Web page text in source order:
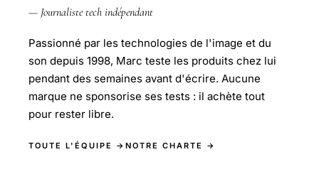
— Journaliste tech indépendant
Passionné par les technologies de l'image et du
son depuis 1998, Marc teste les produits chez lui
pendant des semaines avant d'écrire. Aucune
marque ne sponsorise ses tests : il achète tout
pour rester libre.
TOUTE L'ÉQUIPE → NOTRE CHARTE →